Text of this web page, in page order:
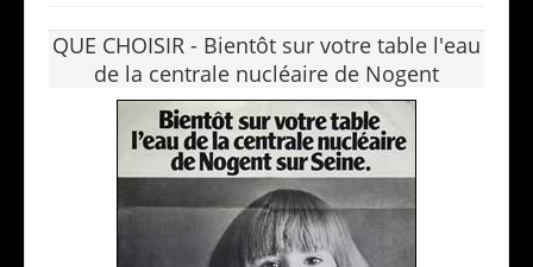
QUE CHOISIR - Bientôt sur votre table l'eau
de la centrale nucléaire de Nogent